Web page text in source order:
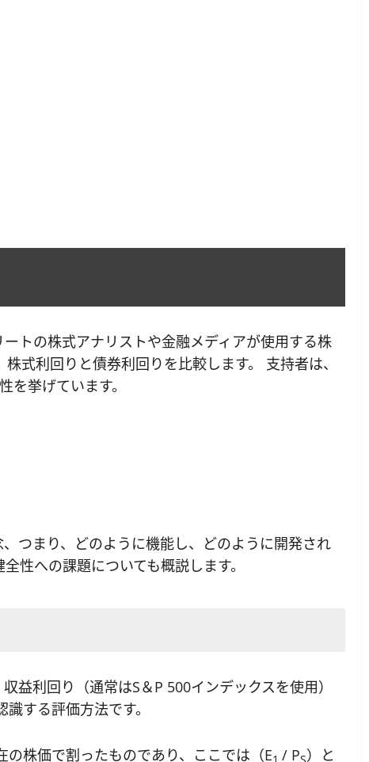
トの株式アナリストや金融メディアが使用する株
式利回りと債券利回りを比較します。 支持者は、
を挙げています。
つまり、どのように機能し、どのように開発され
性への課題についても概説します。
益利回り（通常はS＆P 500インデックスを使用）
する評価方法です。
株価で割ったものであり、ここでは（E / P ）と